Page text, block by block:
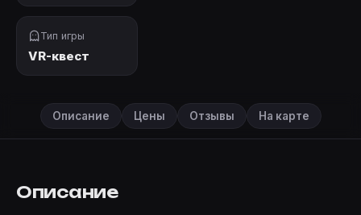
Тип игры
VR-квест
Описание Цены Отзывы На карте
Описание